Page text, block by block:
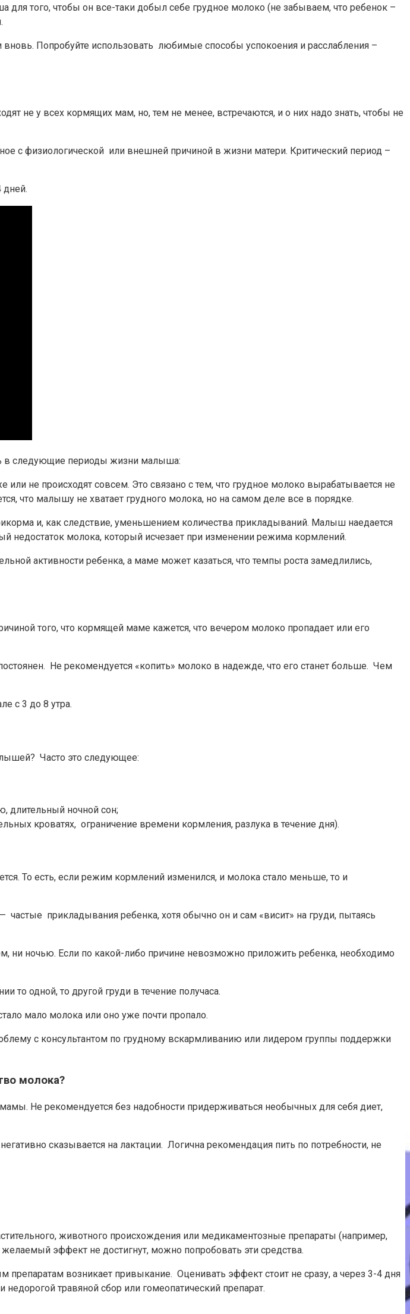
того, чтобы он все-таки добыл себе грудное молоко (не забываем, что ребенок –
Попробуйте использовать любимые способы успокоения и расслабления –
не у всех кормящих мам, но, тем не менее, встречаются, и о них надо знать, чтобы не
с физиологической или внешней причиной в жизни матери. Критический период –
дней.
в следующие периоды жизни малыша:
не происходят совсем. Это связано с тем, что грудное молоко вырабатывается не
что малышу не хватает грудного молока, но на самом деле все в порядке.
и, как следствие, уменьшением количества прикладываний. Малыш наедается
недостаток молока, который исчезает при изменении режима кормлений.
активности ребенка, а маме может казаться, что темпы роста замедлились,
того, что кормящей маме кажется, что вечером молоко пропадает или его
Не рекомендуется «копить» молоко в надежде, что его станет больше. Чем
с 3 до 8 утра.
Часто это следующее:
длительный ночной сон;
кроватях, ограничение времени кормления, разлука в течение дня).
То есть, если режим кормлений изменился, и молока стало меньше, то и
прикладывания ребенка, хотя обычно он и сам «висит» на груди, пытаясь
ночью. Если по какой-либо причине невозможно приложить ребенка, необходимо
то одной, то другой груди в течение получаса.
мало молока или оно уже почти пропало.
с консультантом по грудному вскармливанию или лидером группы поддержки
молока?
Не рекомендуется без надобности придерживаться необычных для себя диет,
сказывается на лактации. Логична рекомендация пить по потребности, не
животного происхождения или медикаментозные препараты (например,
эффект не достигнут, можно попробовать эти средства.
возникает привыкание. Оценивать эффект стоит не сразу, а через 3-4 дня
травяной сбор или гомеопатический препарат.